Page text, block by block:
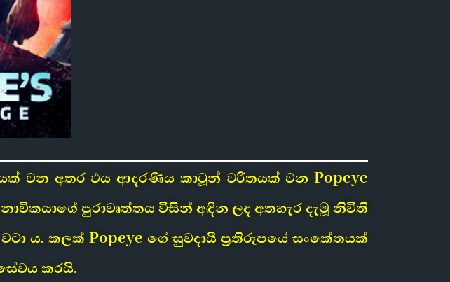
වන අතර එය ආදරණීය කාටූන් චරිතයක් වන Popeye
පුරාවෘත්තය විසින් අඳින ලද අතහැර දැමූ නිවිති
ය. කලක් Popeye ගේ සුවදායී ප්‍රතිරූපයේ සංකේතයක්
කරයි.